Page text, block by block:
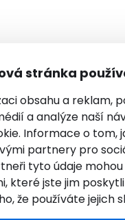
stránka
obsahu a reklam,
a analýze naší
Informace o tom,
partnery pro
tyto údaje
které jste jim
že používáte jejich